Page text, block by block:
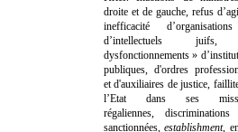
droite et de gauche, refus
inefficacité
d’intellectuels
dysfonctionnements »
publiques, d'ordres
et d'auxiliaires de justice,
l’Etat dans ses
régaliennes,
sanctionnées,establishment,